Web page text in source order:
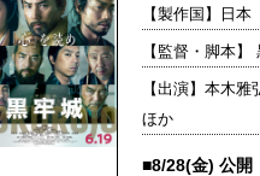
【製作国】日
【監督・脚本
【出演】本木
ほか
■8/28(金) 公開